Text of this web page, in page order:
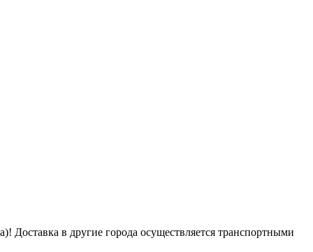
Доставка в другие города осуществляется транспортными